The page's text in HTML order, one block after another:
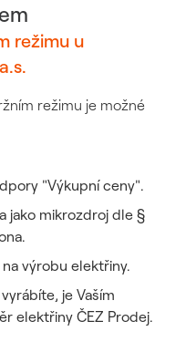
režimu u
režimu je možné
"Výkupní ceny".
jako mikrozdroj dle §
výrobu elektřiny.
je Vaším
elektřiny ČEZ Prodej.